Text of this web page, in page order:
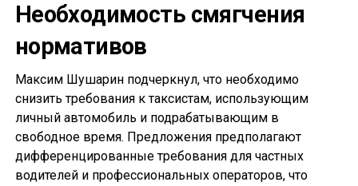
Необходимость смягчения
нормативов
Максим Шушарин подчеркнул, что необходимо
снизить требования к таксистам, использующим
личный автомобиль и подрабатывающим в
свободное время. Предложения предполагают
дифференцированные требования для частных
водителей и профессиональных операторов, что